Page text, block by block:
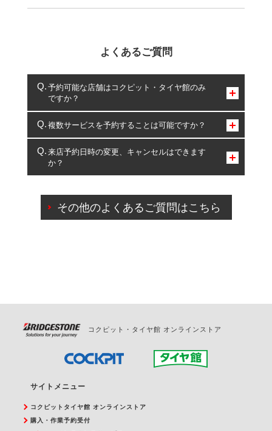
よくあるご質問
予約可能な店舗はコクピット・タイヤ館のみ
ですか？
コクピット・タイヤ館のみとなります。
複数サービスを予約することは可能ですか？
複数サービスのご予約は可能です。
一部の商品・サービスの組み合わせに限り、同時にご予約が
出来ないものもございます。
来店予約日時の変更、キャンセルはできます
か？
ご来店予約日の3営業日前を過ぎている場合のご予約
の日時変更につきましては、直接ご予約の店舗まで
その他のよくあるご質問はこちら
コクピット・タイヤ館 オンラインストア
サイトメニュー
コクピットタイヤ館 オンラインストア
購入・作業予約受付